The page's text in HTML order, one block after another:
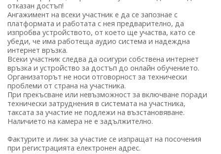
отказан достъп!
Ангажимент на всеки участник е да се запознае с
платформата и работата с нея предварително, да
изпробва устройството, от което ще участва, като се
убеди, че има работеща аудио система и надеждна
интернет връзка.
Всеки участник следва да осигури собствена интернет
връзка и устройство за достъп до онлайн обучението.
Организаторът не носи отговорност за технически
проблеми от страна на участника.
При прекъсване или невъзможност за включване поради
технически затруднения в системата на участника,
таксата за участие не подлежи на възстановяване.
Наличието на камера не е задължително.
Фактурите и линк за участие се изпращат на посочения
при регистрацията електронен адрес.